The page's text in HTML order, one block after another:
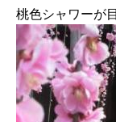
桃色シャワーが